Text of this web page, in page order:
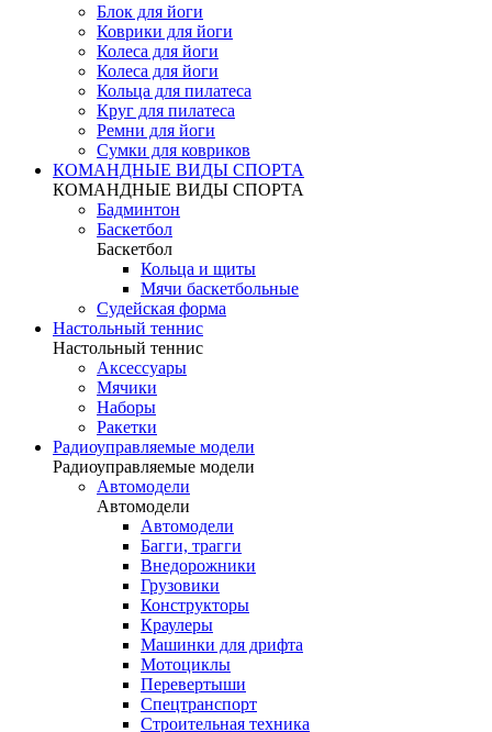
Блок для йоги
Коврики для йоги
Колеса для йоги
Колеса для йоги
Кольца для пилатеса
Круг для пилатеса
Ремни для йоги
Сумки для ковриков
КОМАНДНЫЕ ВИДЫ СПОРТА
КОМАНДНЫЕ ВИДЫ СПОРТА
Бадминтон
Баскетбол
Баскетбол
Кольца и щиты
Мячи баскетбольные
Судейская форма
Настольный теннис
Настольный теннис
Аксессуары
Мячики
Наборы
Ракетки
Радиоуправляемые модели
Радиоуправляемые модели
Автомодели
Автомодели
Автомодели
Багги, трагги
Внедорожники
Грузовики
Конструкторы
Краулеры
Машинки для дрифта
Мотоциклы
Перевертыши
Спецтранспорт
Строительная техника